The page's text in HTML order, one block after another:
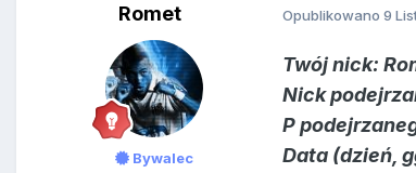
Romet
Bywalec
Opublikowano 9
Twój nick:
Nick
P
Data (dzień,